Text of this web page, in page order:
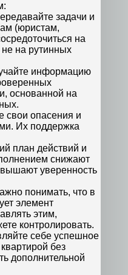
задачи и
(юристам,
на
на рутинных
информацию
основанной на
свои опасения и
Их поддержка
план действий и
снижают
уверенность
понимать, что в
элемент
этим,
контролировать.
себе успешное
без
дополнительной